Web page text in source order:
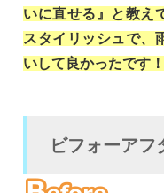
いに直せる』と教え
スタイリッシュで、
いして良かったです！
ビフォーアフ